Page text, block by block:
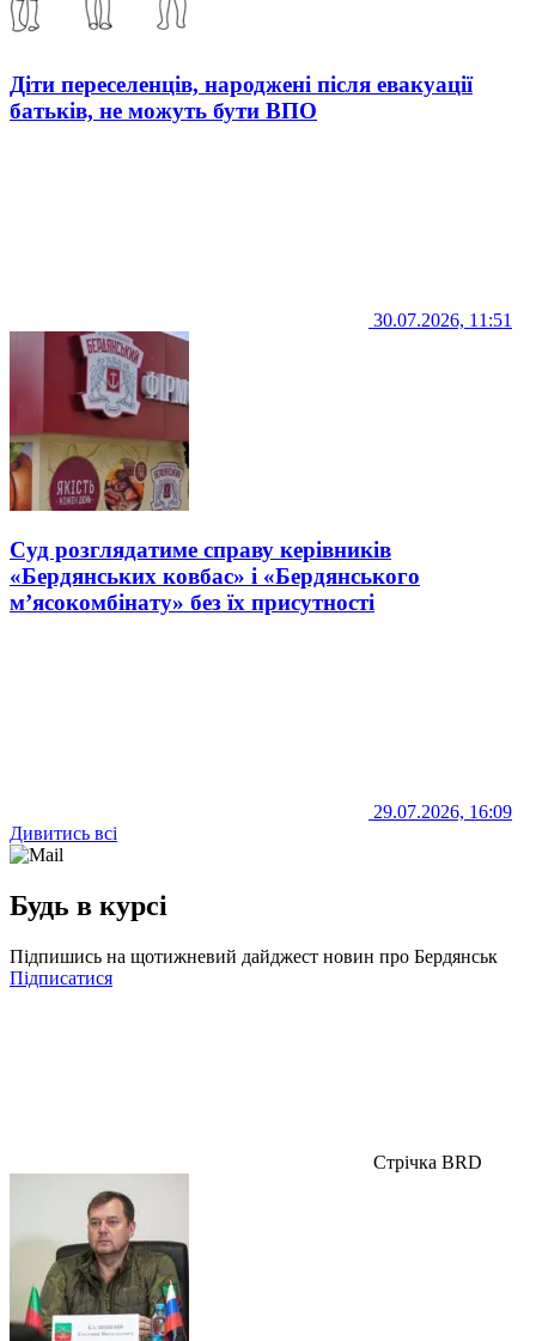
Діти переселенців, народжені після евакуації
батьків, не можуть бути ВПО
30.07.2026, 11:51
Суд розглядатиме справу керівників
«Бердянських ковбас» і «Бердянського
м’ясокомбінату» без їх присутності
29.07.2026, 16:09
Дивитись всі
Будь в курсі
Підпишись на щотижневий дайджест новин про Бердянськ
Підписатися
Стрічка BRD